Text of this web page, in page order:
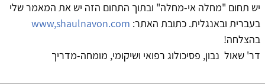
יש תחום "מחלה אי-מחלה" ובתוך התחום הזה יש את המאמר שלי
בעברית ובאנגלית. כתובת האתר: www,shaulnavon.com
בהצלחה!
דר' שאול נבון, פסיכולוג רפואי ושיקומי, מומחה-מדריך